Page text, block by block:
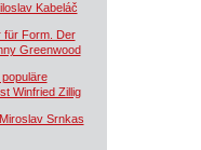
Kabeláč
für Form. Der
Greenwood
Winfried Zillig
Srnkas